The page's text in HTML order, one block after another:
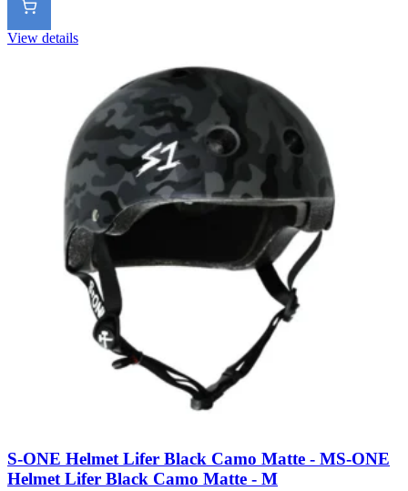
View details
S-ONE Helmet Lifer Black Camo Matte - MS-ONE
Helmet Lifer Black Camo Matte - M